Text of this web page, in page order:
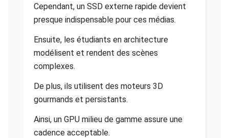
Cependant, un SSD externe rapide devient
presque indispensable pour ces médias.
Ensuite, les étudiants en architecture
modélisent et rendent des scènes
complexes.
De plus, ils utilisent des moteurs 3D
gourmands et persistants.
Ainsi, un GPU milieu de gamme assure une
cadence acceptable.